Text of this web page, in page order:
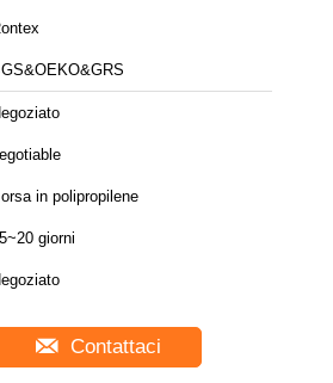
in polipropilene
giorni
Contattaci